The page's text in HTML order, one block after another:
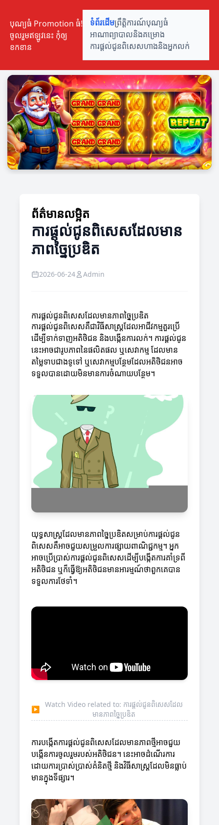
បុណ្យធំ Promotion ធំ!
ចូលរួមឥឡូវនេះ កុំឲ្យ
ខកខាន
ទំព័រដើមព្រឹត្តិការណ៍បុណ្យធំ
អាណាព្យាបាលនិងគម្រោង
ការផ្តល់ជូនពិសេសហាងនិងអ្នកលក់
ព័ត៌មានលម្អិត
ការផ្តល់ជូនពិសេសដែលមាន
ភាពច្នៃប្រឌិត
2026-06-24 Admin
ការផ្តល់ជូនពិសេសដែលមានភាពច្នៃប្រឌិត
ការផ្តល់ជូនពិសេសគឺជាវិធីសាស្ត្រដែលអាជីវកម្មគួរប្រើ
ដើម្បីទាក់ទាញអតិថិជន និងបង្កើនការលក់។ ការផ្តល់ជូន
នេះអាចជារូបភាពនៃផលិតផល ឬសេវាកម្ម ដែលមាន
តម្លៃទាបជាងទូទៅ ឬសេវាកម្មបន្ថែមដែលអតិថិជនអាច
ទទួលបានដោយមិនមានការចំណាយបន្ថែម។
យុទ្ធសាស្ត្រដែលមានភាពច្នៃប្រឌិតសម្រាប់ការផ្តល់ជូន
ពិសេសគឺអាចជួយសម្រួលការផ្សាយពាណិជ្ជកម្ម។ អ្នក
អាចប្រើប្រាស់ការផ្តល់ជូនពិសេសដើម្បីបង្កើតការគាំទ្រពី
អតិថិជន ឬក៏ធ្វើឱ្យអតិថិជនមានអារម្មណ៍ថាពួកគេបាន
ទទួលការថែទាំ។
▶
Watch Video related to: ការផ្តល់ជូនពិសេសដែល
មានភាពច្នៃប្រឌិត
ការបង្កើតការផ្តល់ជូនពិសេសដែលមានភាពថ្មីអាចជួយ
បង្កើនការចូលរួមរបស់អតិថិជន។ នេះអាចដំណើរការ
ដោយការប្រាស់ប្រាស់គំនិតថ្មី និងវិធីសាស្ត្រដែលមិនធ្លាប់
មានក្នុងទីផ្សារ។